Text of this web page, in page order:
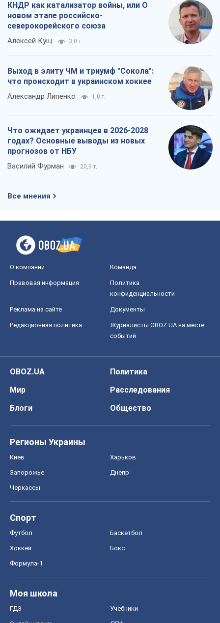
КНДР как катализатор войны, или О
новом этапе российско-
северокорейского союза
Алексей Кущ 3,0 т.
Выход в элиту ЧМ и триумф "Сокола":
что происходит в украинском хоккее
Александр Липенко 1,0 т.
Что ожидает украинцев в 2026-2028
годах? Основные выводы из новых
прогнозов от НБУ
Василий Фурман 20,9 т.
Все мнения
О компании Команда
Правовая информация
Политика
конфиденциальности
Реклама на сайте Документы
Редакционная политика
Журналисты OBOZ.UA на месте
событий
OBOZ.UA
Политика
Мир
Расследования
Блоги
Общество
Регионы Украины
Киев Харьков
Запорожье Днепр
Черкассы
Спорт
Футбол Баскетбол
Хоккей Бокс
Формула-1
Моя школа
ГДЗ Учебники